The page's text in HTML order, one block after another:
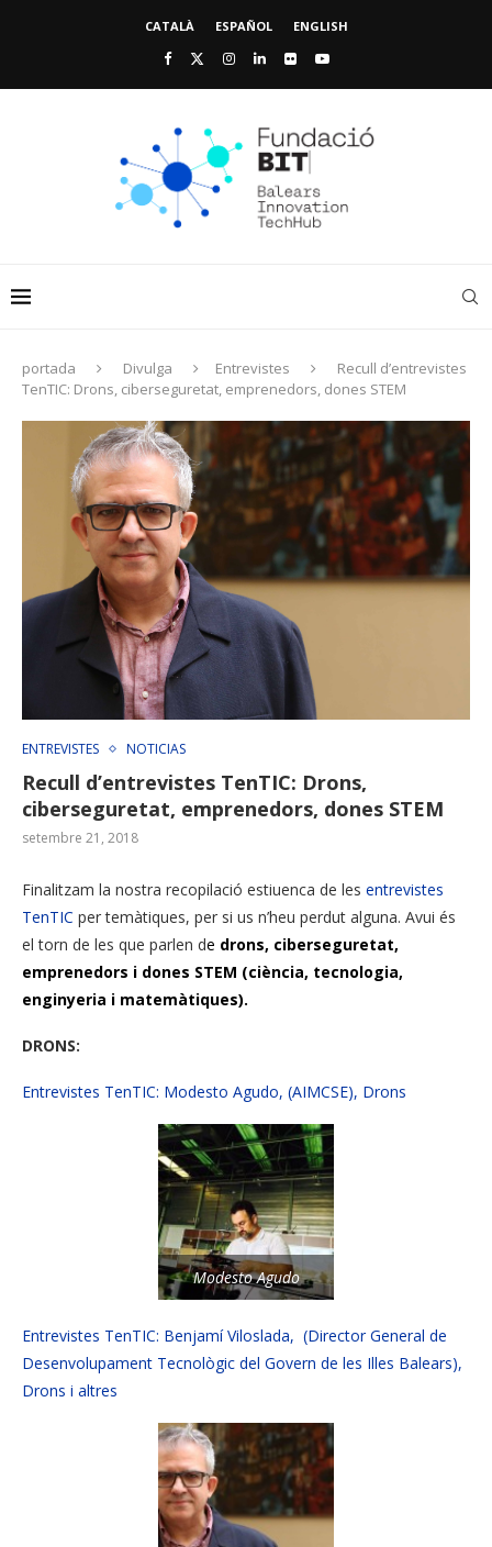
CATALÀ ESPAÑOL ENGLISH
portada Divulga Entrevistes
Recull d’entrevistes
TenTIC: Drons, ciberseguretat, emprenedors, dones STEM
ENTREVISTES NOTICIAS
Recull d’entrevistes TenTIC: Drons,
ciberseguretat, emprenedors, dones STEM
setembre 21, 2018
Finalitzam la nostra recopilació estiuenca de les entrevistes
TenTIC per temàtiques, per si us n’heu perdut alguna. Avui és
el torn de les que parlen de drons, ciberseguretat,
emprenedors i dones STEM (ciència, tecnologia,
enginyeria i matemàtiques).
DRONS:
Entrevistes TenTIC: Modesto Agudo, (AIMCSE), Drons
Modesto Agudo
Entrevistes TenTIC: Benjamí Viloslada, (Director General de
Desenvolupament Tecnològic del Govern de les Illes Balears),
Drons i altres